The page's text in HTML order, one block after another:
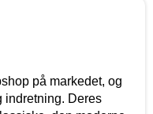
på markedet, og
indretning. Deres